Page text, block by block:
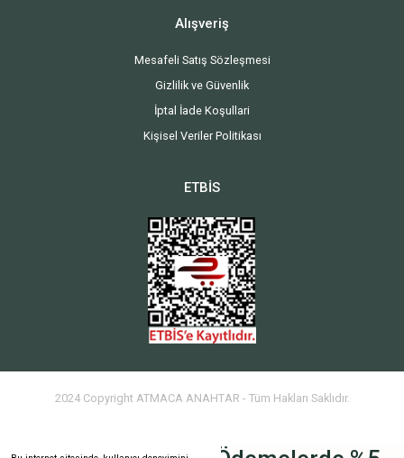
Alışveriş
Mesafeli Satış Sözleşmesi
Gizlilik ve Güvenlik
İptal İade Koşullari
Kişisel Veriler Politikası
ETBİS
2024 Copyright ATMACA ANAHTAR - Tüm Hakları Saklıdır.